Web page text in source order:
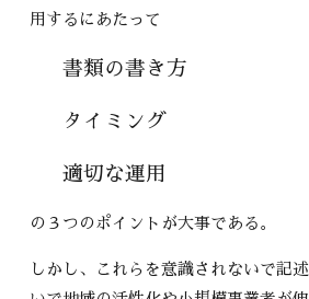
用するにあたって
書類の書き方
タイミング
適切な運用
の３つのポイントが大事である。
しかし、これらを意識されないで記